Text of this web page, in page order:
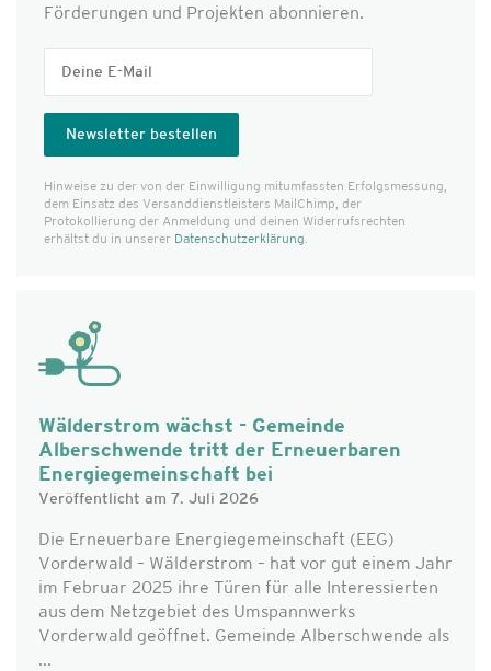
Förderungen und Projekten abonnieren.
Hinweise zu der von der Einwilligung mitumfassten Erfolgs­messung,
dem Einsatz des Versanddienst­leisters MailChimp, der
Protokollierung der Anmeldung und deinen Widerrufsrechten
erhältst du in unserer Datenschutzerklärung.
Wälderstrom wächst - Gemeinde
Alberschwende tritt der Erneuerbaren
Energiegemeinschaft bei
Veröffentlicht am 7. Juli 2026
Die Erneuerbare Energiegemeinschaft (EEG)
Vorderwald – Wälderstrom – hat vor gut einem Jahr
im Februar 2025 ihre Türen für alle Interessierten
aus dem Netzgebiet des Umspannwerks
Vorderwald geöffnet. Gemeinde Alberschwende als
...